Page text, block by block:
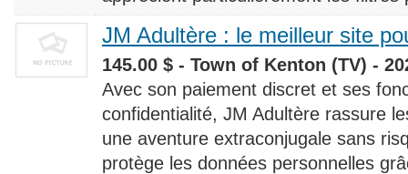
JM Adultère : le meilleur site
145.00 $ - Town of Kenton (TV) -
Avec son paiement discret et ses
confidentialité, JM Adultère rassure
une aventure extraconjugale sans
protège les données personnelles